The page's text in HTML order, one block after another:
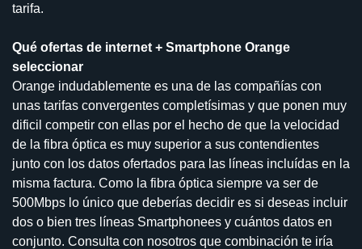
tarifa.
Qué ofertas de internet + Smartphone Orange
seleccionar
Orange indudablemente es una de las compañías con
unas tarifas convergentes completísimas y que ponen muy
dificil competir con ellas por el hecho de que la velocidad
de la fibra óptica es muy superior a sus contendientes
junto con los datos ofertados para las líneas incluídas en la
misma factura. Como la fibra óptica siempre va ser de
500Mbps lo único que deberías decidir es si deseas incluir
dos o bien tres líneas Smartphonees y cuántos datos en
conjunto. Consulta con nosotros que combinación te iría